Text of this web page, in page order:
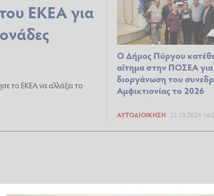
ΕΚΕΑ για
το ΕΚΕΑ να αλλάξει το
Ο Δήμος Πύργου
αίτημα στην ΠΟΣΕΑ
διοργάνωση του
Αμφικτιονίας το 2026
ΑΥΤΟΔΙΟΊΚΗΣΗ 22.10.2024